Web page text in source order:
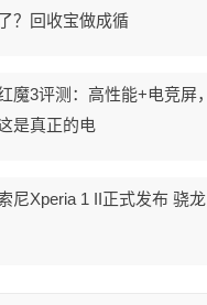
？回收宝做成循
魔3评测：高性能+电竞屏，
是真正的电
尼Xperia 1 II正式发布 骁龙